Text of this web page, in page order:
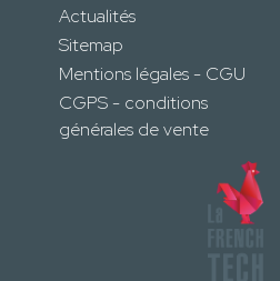
Actualités
Sitemap
Mentions légales - CGU
CGPS - conditions
générales de vente